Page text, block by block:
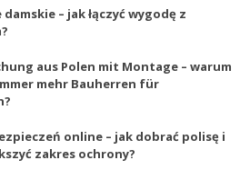
– jak łączyć wygodę z
aus Polen mit Montage – warum
mehr Bauherren für
online – jak dobrać polisę i
zakres ochrony?